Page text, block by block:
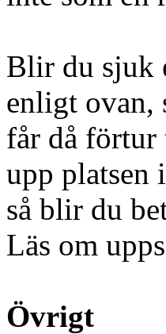
Blir du sjuk
enligt ovan,
får då förtur
upp platsen
så blir du
Läs om
Övrigt